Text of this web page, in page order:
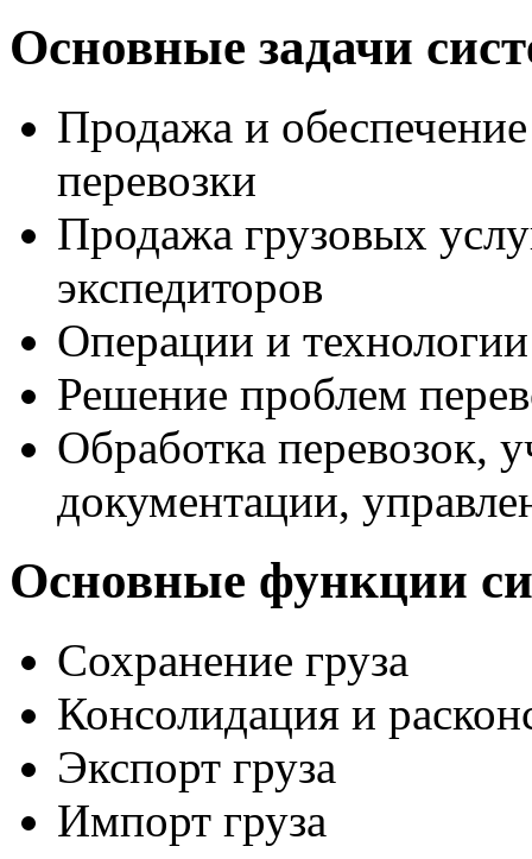
Основные задачи
Продажа и
перевозки
Продажа грузовых
экспедиторов
Операции и
Решение проблем
Обработка перевозок,
документации,
Основные функции
Сохранение груза
Консолидация и
Экспорт груза
Импорт груза